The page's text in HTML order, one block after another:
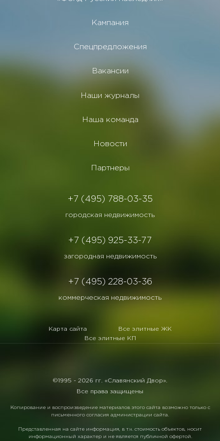
Кампания
Спецпредложения
Вакансии
Наши журналы
Наша команда
Новости
Партнеры
+7 (495) 788-03-35
городская недвижимость
+7 (495) 925-33-77
загородная недвижимость
+7 (495) 228-03-36
коммерческая недвижимость
Карта сайта
Все элитные ЖК
Все элитные КП
©1995 - 2026 гг. «Славянский Двор».
Все права защищены
Копирование и воспроизведение материалов этого сайта возможно только с
письменного согласия администрации сайта.
Представленная на сайте информация, в т.ч. стоимость объектов, носит
информационный характер и не является публичной офертой.